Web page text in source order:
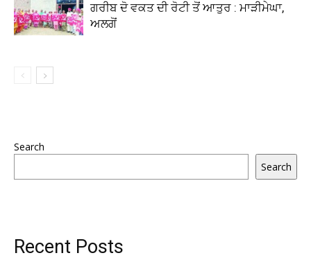
ਗਰੀਬ ਦੋ ਵਕਤ ਦੀ ਰੋਟੀ ਤੋਂ ਆਤੁਰ : ਮਾੜੀਮੇਘਾ,
ਅਲਗੋਂ
Search
Search
Recent Posts